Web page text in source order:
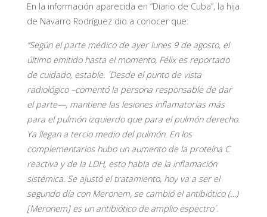
En la información aparecida en “Diario de Cuba”, la hija
de Navarro Rodríguez dio a conocer que:
“Según el parte médico de ayer lunes 9 de agosto, el
último emitido hasta el momento, Félix es reportado
de cuidado, estable. ´Desde el punto de vista
radiológico –comentó la persona responsable de dar
el parte—, mantiene las lesiones inflamatorias más
para el pulmón izquierdo que para el pulmón derecho.
Ya llegan a tercio medio del pulmón. En los
complementarios hubo un aumento de la proteína C
reactiva y de la LDH, esto habla de la inflamación
sistémica. Se ajustó el tratamiento, hoy va a ser el
segundo día con Meronem, se cambió el antibiótico (…)
[Meronem] es un antibiótico de amplio espectro´.